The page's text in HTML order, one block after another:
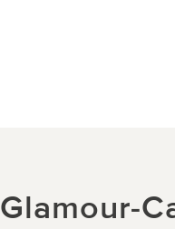
Glamour-